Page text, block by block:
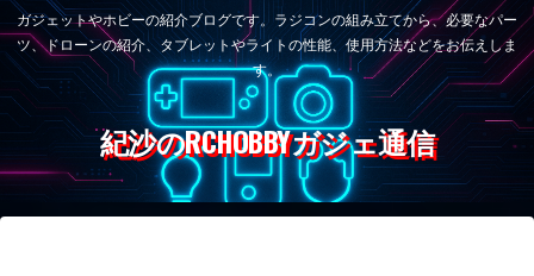
ガジェットやホビーの紹介ブログです。ラジコンの組み立てから、必要なパー
ツ、ドローンの紹介、タブレットやライトの性能、使用方法などをお伝えしま
す。
紀沙のRCHOBBYガジェ通信